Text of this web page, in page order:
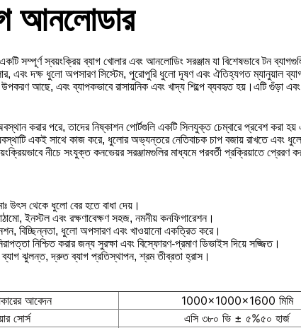
আনলোডার
সম্পূর্ণ স্বয়ংক্রিয় ব্যাগ খোলার এবং আনলোডিং সরঞ্জাম যা বিশেষভাবে টন
দক্ষ ধুলো অপসারণ সিস্টেম, পুরোপুরি ধুলো দূষণ এবং ঐতিহ্যগত ম্যানুয়াল ব্যাগ
আছে, এবং ব্যাপকভাবে রাসায়নিক এবং খাদ্য শিল্পে ব্যবহৃত হয়।এটি গুঁড়া
করার পরে, তাদের নিষ্কাশন পোর্টগুলি একটি সিলযুক্ত চেম্বারে প্রবেশ করা
একই সাথে কাজ করে, ধুলোর অভ্যন্তরে নেতিবাচক চাপ বজায় রাখতে এবং
নীচে সংযুক্ত কনভেয়র সরঞ্জামগুলির মাধ্যমে পরবর্তী প্রক্রিয়াতে
উৎস থেকে ধুলো বের হতে বাধা দেয়।
ইনস্টল এবং রক্ষণাবেক্ষণ সহজ, নমনীয় কনফিগারেশন।
বিচ্ছিন্নতা, ধুলো অপসারণ এবং খাওয়ানো একত্রিত করে।
নিশ্চিত করার জন্য সুরক্ষা এবং বিস্ফোরণ-প্রমাণ ডিভাইস দিয়ে সজ্জিত।
ঝুলন্ত, দ্রুত ব্যাগ প্রতিস্থাপন, শ্রম তীব্রতা হ্রাস।
আবেদন
1000x1000x1600 মিমি
সোর্স
এসি ৩৮০ ভি ± ৫%৫০ হার্জ